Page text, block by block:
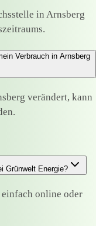
in Arnsberg
Verbrauch in Arnsberg
verändert, kann
Grünwelt Energie?
online oder